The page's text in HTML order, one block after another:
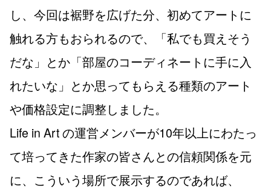
し、今回は裾野を広げた分、初めてアートに
触れる方もおられるので、「私でも買えそう
だな」とか「部屋のコーディネートに手に入
れたいな」とか思ってもらえる種類のアート
や価格設定に調整しました。
Life in Art の運営メンバーが10年以上にわたっ
て培ってきた作家の皆さんとの信頼関係を元
に、こういう場所で展示するのであれば、